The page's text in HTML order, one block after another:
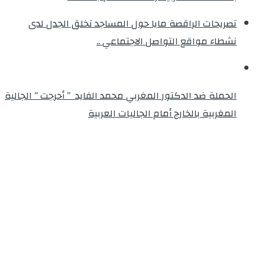
تصريحات الراقصة مايا حول المساجد تخلق الجدل لدى
نشطاء مواقع التواصل الاجتماعي ..
الحملة ضد الدكتور المغربي محمد الفايد ” أحرجت ” الجالية
المغربية بالخارج أمام الجاليات العربية